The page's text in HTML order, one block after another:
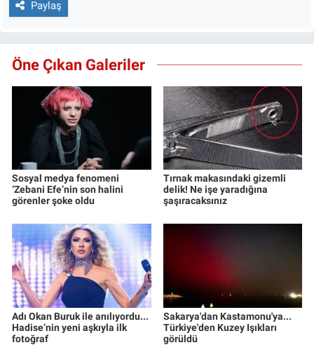
Paylaş
Öne Çıkan Galeriler
Sosyal medya fenomeni
‘Zebani Efe’nin son halini
görenler şoke oldu
Tırnak makasındaki gizemli
delik! Ne işe yaradığına
şaşıracaksınız
Adı Okan Buruk ile anılıyordu...
Hadise’nin yeni aşkıyla ilk
fotoğraf
Sakarya'dan Kastamonu'ya...
Türkiye'den Kuzey Işıkları
görüldü